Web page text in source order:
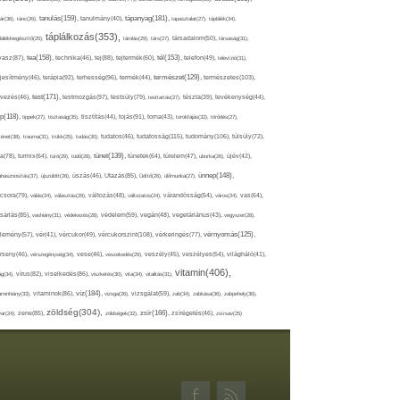
tánc(26), tanulás(159), tanulmány(40), tápanyag(181), tapasztalat(27), táplálék(34),
táplálkozás(353), tárolás(29), társ(27), társadalom(50), társaság(31),
tea(158), technika(46), tej(88), tejtermék(60), tél(153), telefon(49), televízió(31),
terápia(92), terhesség(96), termék(44), természet(129), természetes(103),
test(171), testmozgás(97), testsúly(79), testtartás(27), tészta(39), tevékenység(44),
tippek(27), tisztaság(35), tisztítás(44), tojás(91), torna(43), torokfájás(32), törődés(27),
trauma(31), trükk(25), tudás(30), tudatos(46), tudatosság(115), tudomány(106), túlsúly(72),
turmix(64), túró(29), tüdő(28), tünet(139), tünetek(64), türelem(47), uborka(26), újév(42),
újszülött(26), úszás(46), Utazás(85), Üdítő(26), ülőmunka(27), ünnep(148),
válás(24), választás(29), változás(48), változatos(24), várandósság(54), város(24), vas(64),
vashiány(31), védekezés(28), védelem(59), vegán(48), vegetáriánus(43), vegyszer(28),
vér(41), vércukor(49), vércukorszint(108), vérkeringés(77), vérnyomás(125),
vérszegénység(34), vese(46), veszekedés(29), veszély(45), veszélyes(54), világháló(41),
vírus(82), viselkedés(86), viszketés(30), vita(34), vitalitás(31), vitamin(406),
vitaminok(86), víz(184), vizsga(26), vizsgálat(59), zab(34), zabkása(36), zabpehely(36),
zene(85), zöldség(304), zöldségek(32), zsír(166), zsírégetés(46), zsírsav(25)